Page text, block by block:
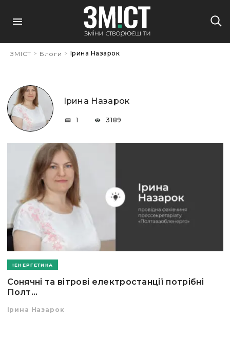
ЗМІСТ > Блоги > Ірина Назарок
Ірина Назарок
1 3189
ЕНЕРГЕТИКА
Сонячні та вітрові електростанції потрібні
Полт...
Ірина Назарок